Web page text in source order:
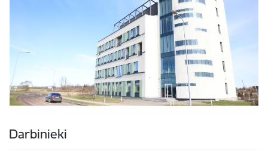
Darbinieki